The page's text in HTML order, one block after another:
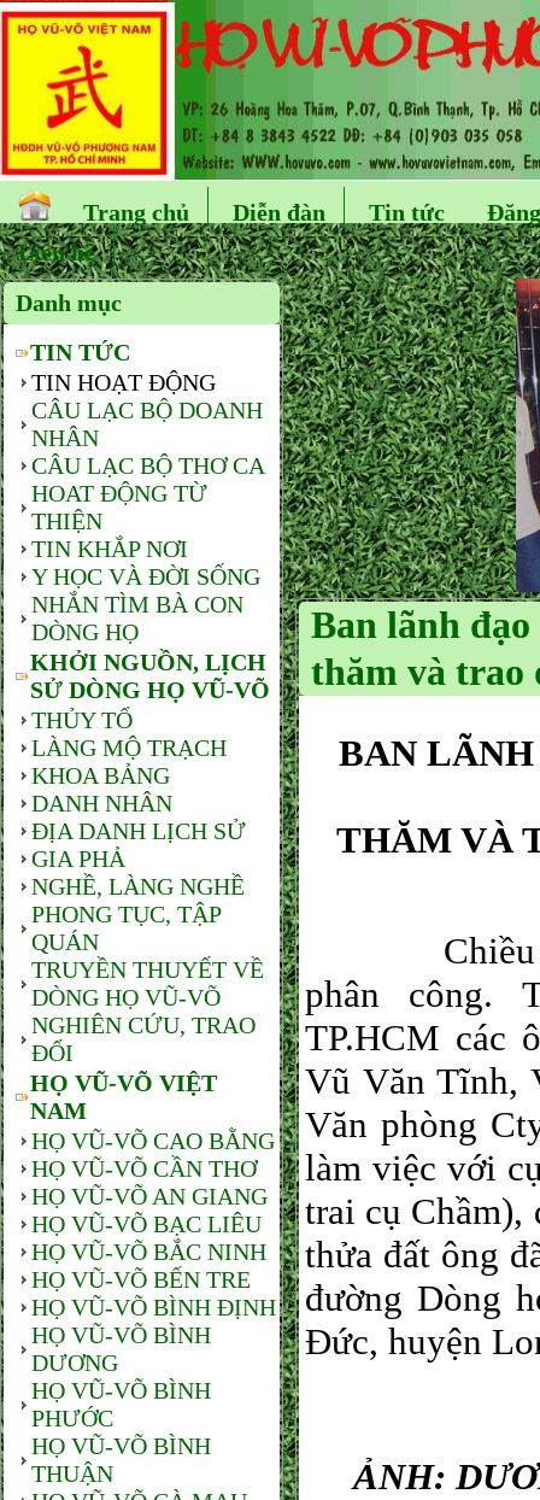
Trang chủ Diễn đàn Tin tức
Liên hệ
Danh mục
TIN TỨC
TIN HOẠT ĐỘNG
CÂU LẠC BỘ DOANH
NHÂN
CÂU LẠC BỘ THƠ CA
HOAT ĐỘNG TỪ
THIỆN
TIN KHẮP NƠI
Y HỌC VÀ ĐỜI SỐNG
NHẮN TÌM BÀ CON
DÒNG HỌ
KHỞI NGUỒN, LỊCH
SỬ DÒNG HỌ VŨ-VÕ
THỦY TỔ
LÀNG MỘ TRẠCH
KHOA BẢNG
DANH NHÂN
ĐỊA DANH LỊCH SỬ
GIA PHẢ
NGHỀ, LÀNG NGHỀ
PHONG TỤC, TẬP
QUÁN
TRUYỀN THUYẾT VỀ
DÒNG HỌ VŨ-VÕ
NGHIÊN CỨU, TRAO
ĐỔI
HỌ VŨ-VÕ VIỆT
NAM
HỌ VŨ-VÕ CAO BẰNG
HỌ VŨ-VÕ CẦN THƠ
HỌ VŨ-VÕ AN GIANG
HỌ VŨ-VÕ BẠC LIÊU
HỌ VŨ-VÕ BẮC NINH
HỌ VŨ-VÕ BẾN TRE
HỌ VŨ-VÕ BÌNH ĐỊNH
HỌ VŨ-VÕ BÌNH
DƯƠNG
HỌ VŨ-VÕ BÌNH
PHƯỚC
HỌ VŨ-VÕ BÌNH
THUẬN
Ban lãnh
thăm và trao
BAN
THĂM VÀ
Chiều
phân công.
TP.HCM các
Vũ Văn Tĩnh,
Văn phòng
làm việc với
trai cụ Chầm),
thửa đất ông
đường Dòng
Đức, huyện
ẢNH: